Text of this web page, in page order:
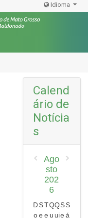
Idioma
Calend
ário de
Notícia
s
Ago
sto
202
6
D
o
S
e
T
e
Q
u
Q
ui
S
e
S
á